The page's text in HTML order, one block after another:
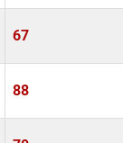
67
88